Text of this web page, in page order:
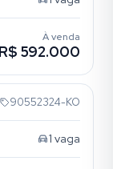
À venda
R$ 592.000
90552324-KO
1 vaga